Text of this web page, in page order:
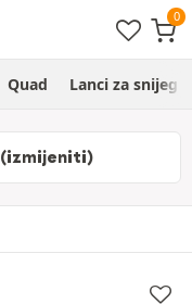
Quad Lanci za snijeg
(izmijeniti)